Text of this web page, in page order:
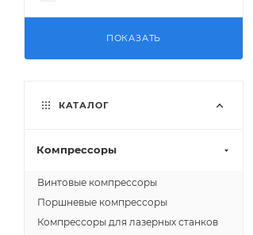
ПОКАЗАТЬ
КАТАЛОГ
Компрессоры
Винтовые компрессоры
Поршневые компрессоры
Компрессоры для лазерных станков